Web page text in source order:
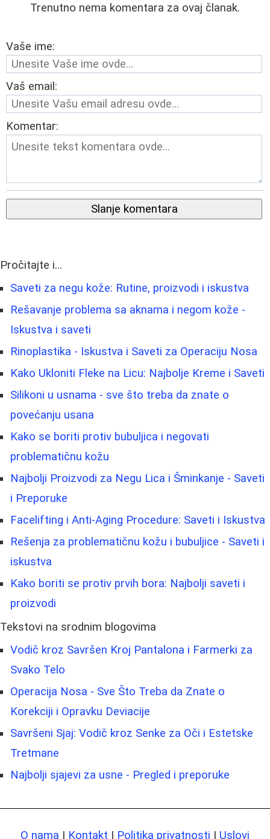
Trenutno nema komentara za ovaj članak.
Vaše ime:
Vaš email:
Komentar:
Slanje komentara
Pročitajte i...
Saveti za negu kože: Rutine, proizvodi i iskustva
Rešavanje problema sa aknama i negom kože -
Iskustva i saveti
Rinoplastika - Iskustva i Saveti za Operaciju Nosa
Kako Ukloniti Fleke na Licu: Najbolje Kreme i Saveti
Silikoni u usnama - sve što treba da znate o
povećanju usana
Kako se boriti protiv bubuljica i negovati
problematičnu kožu
Najbolji Proizvodi za Negu Lica i Šminkanje - Saveti
i Preporuke
Facelifting i Anti-Aging Procedure: Saveti i Iskustva
Rešenja za problematičnu kožu i bubuljice - Saveti i
iskustva
Kako boriti se protiv prvih bora: Najbolji saveti i
proizvodi
Tekstovi na srodnim blogovima
Vodič kroz Savršen Kroj Pantalona i Farmerki za
Svako Telo
Operacija Nosa - Sve Što Treba da Znate o
Korekciji i Opravku Deviacije
Savršeni Sjaj: Vodič kroz Senke za Oči i Estetske
Tretmane
Najbolji sjajevi za usne - Pregled i preporuke
O nama | Kontakt | Politika privatnosti | Uslovi